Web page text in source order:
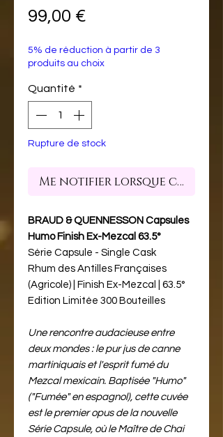
99,00 €
5% de réduction à partir de 3
produits au choix
Quantité *
Rupture de stock
Me notifier lorsque cet
BRAUD & QUENNESSON Capsules
Humo Finish Ex-Mezcal 63.5°
Série Capsule - Single Cask
Rhum des Antilles Françaises
(Agricole) | Finish Ex-Mezcal | 63.5°
Edition Limitée 300 Bouteilles
Une rencontre audacieuse entre
deux mondes : le pur jus de canne
martiniquais et l'esprit fumé du
Mezcal mexicain. Baptisée "Humo"
("Fumée" en espagnol), cette cuvée
est le premier opus de la nouvelle
Série Capsule, où le Maître de Chai